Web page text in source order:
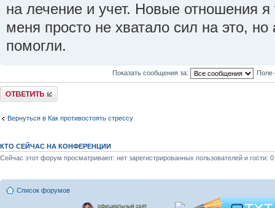
на лечение и учет. Новые отношения я
меня просто не хватало сил на это, но
помогли.
Показать сообщения за: Поле
Ответить
Вернуться в Как противостоять стрессу
КТО СЕЙЧАС НА КОНФЕРЕНЦИИ
Сейчас этот форум просматривают: нет зарегистрированных пользователей и гости: 0
Список форумов